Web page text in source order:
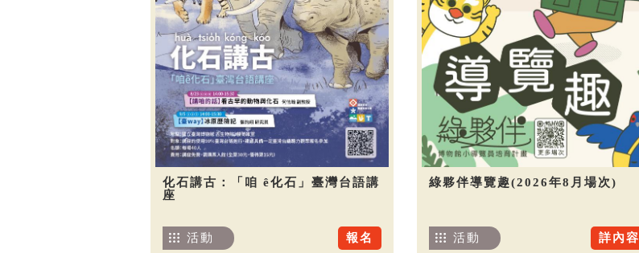
化石講古：「咱 ê化石」臺灣台語講
座
報名
活動
綠夥伴導覽趣(2026年8月場次)
詳內容
活動